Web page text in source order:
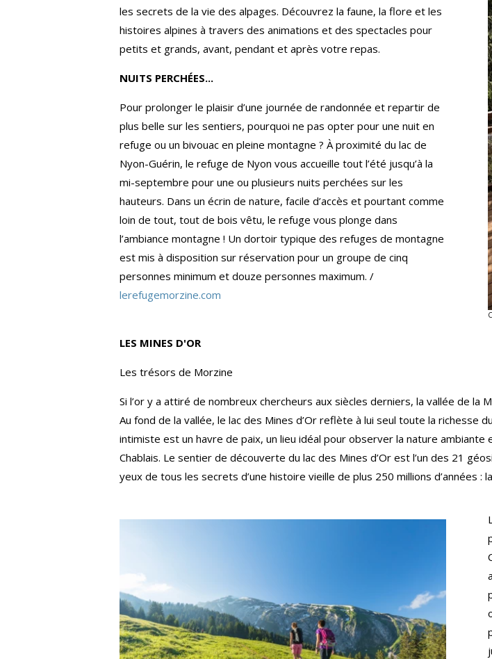
les secrets de la vie des alpages. Découvrez la faune, la flore et les
histoires alpines à travers des animations et des spectacles pour
petits et grands, avant, pendant et après votre repas.
NUITS PERCHÉES...
Pour prolonger le plaisir d’une journée de randonnée et repartir de
plus belle sur les sentiers, pourquoi ne pas opter pour une nuit en
refuge ou un bivouac en pleine montagne ? À proximité du lac de
Nyon-Guérin, le refuge de Nyon vous accueille tout l’été jusqu’à la
mi-septembre pour une ou plusieurs nuits perchées sur les
hauteurs. Dans un écrin de nature, facile d’accès et pourtant comme
loin de tout, tout de bois vêtu, le refuge vous plonge dans
l’ambiance montagne ! Un dortoir typique des refuges de montagne
est mis à disposition sur réservation pour un groupe de cinq
personnes minimum et douze personnes maximum. /
lerefugemorzine.com
LES MINES D'OR
Les trésors de Morzine
Si l’or y a attiré de nombreux chercheurs aux siècles derniers, la vallée de la
Au fond de la vallée, le lac des Mines d’Or reflète à lui seul toute la richesse
intimiste est un havre de paix, un lieu idéal pour observer la nature
Chablais. Le sentier de découverte du lac des Mines d’Or est l’un des 21
yeux de tous les secrets d’une histoire vieille de plus 250 millions d’années